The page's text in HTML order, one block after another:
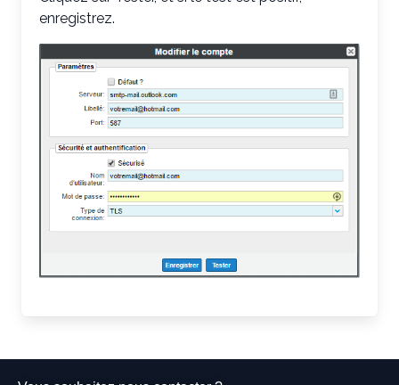
enregistrez.